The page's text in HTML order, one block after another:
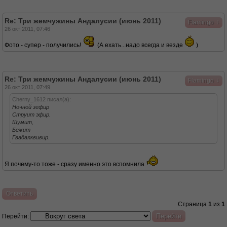
Flamingo
Re: Три жемчужины Андалусии (июнь 2011)
26 окт 2011, 07:46
Фото - супер - получились! (А ехать...надо всегда и везде )
Flamingo
Re: Три жемчужины Андалусии (июнь 2011)
26 окт 2011, 07:49
Cherny_1612 писал(а):
Ночной зефир
Струит эфир.
Шумит,
Бежит
Гвадалквивир.
Я почему-то тоже - сразу именно это вспомнила
Ответить
Страница 1 из 1
Перейти: